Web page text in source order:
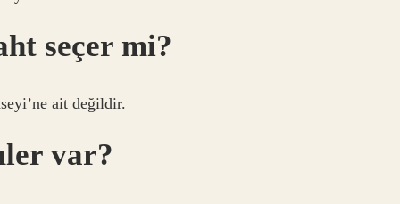
seçer mi?
ait değildir.
var?